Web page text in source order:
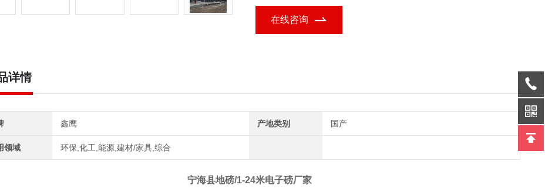
在线咨询
详情
鑫鹰 产地类别 国产
领域 环保,化工,能源,建材/家具,综合
宁海县地磅/1-24米电子磅厂家